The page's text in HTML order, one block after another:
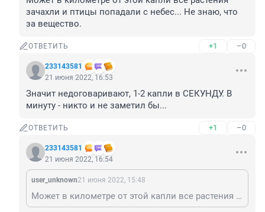
зачахли и птицы попадали с небес... Не знаю, что
за вещество.
ОТВЕТИТЬ +1 –0
233143581
21 июня 2022, 16:53
Значит недоговаривают, 1-2 капли в СЕКУНДУ. В
минуту - никто и не заметил бы...
ОТВЕТИТЬ +1 –0
233143581
21 июня 2022, 16:54
user_unknown21 июня 2022, 15:48
Может в километре от этой капли все растения зачахли и птицы попадали с небес... Не знаю, что за вещество.